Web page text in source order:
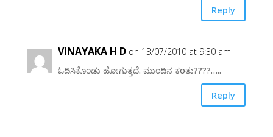
Reply
VINAYAKA H D on 13/07/2010 at 9:30 am
ಓದಿಸಿಕೊಂಡು ಹೋಗುತ್ತದೆ. ಮುಂದಿನ ಕoತು????…..
Reply